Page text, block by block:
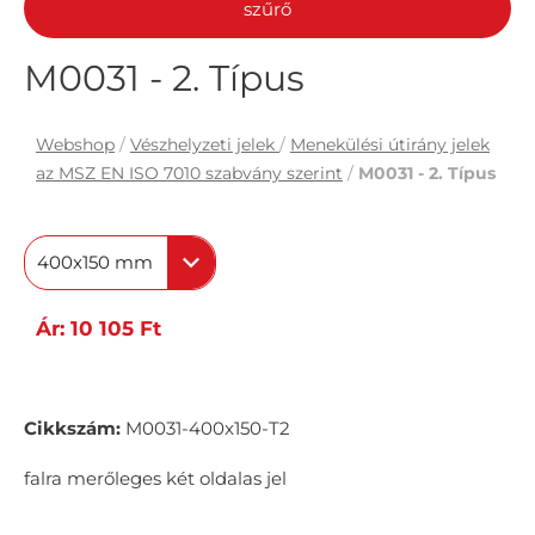
szűrő
M0031 - 2. Típus
Webshop / Vészhelyzeti jelek / Menekülési útirány jelek
az MSZ EN ISO 7010 szabvány szerint / M0031 - 2. Típus
400x150 mm
Ár: 10 105 Ft
Cikkszám: M0031-400x150-T2
falra merőleges két oldalas jel